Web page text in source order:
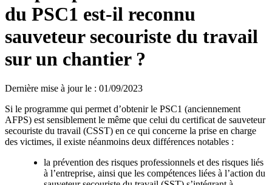
du PSC1 est-il reconnu
sauveteur secouriste du travail
sur un chantier ?
Dernière mise à jour le : 01/09/2023
Si le programme qui permet d’obtenir le PSC1 (anciennement
AFPS) est sensiblement le même que celui du certificat de sauveteur
secouriste du travail (CSST) en ce qui concerne la prise en charge
des victimes, il existe néanmoins deux différences notables :
la prévention des risques professionnels et des risques liés
à l’entreprise, ainsi que les compétences liées à l’action du